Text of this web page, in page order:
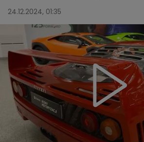
24.12.2024, 01:35